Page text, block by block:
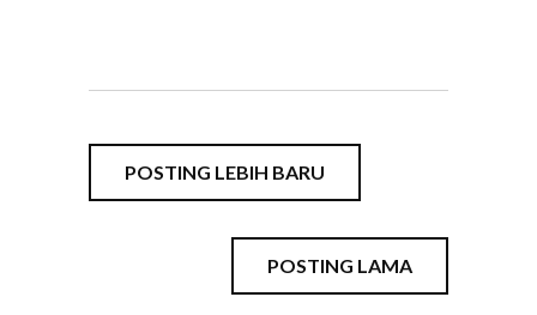
POSTING LEBIH BARU
POSTING LAMA